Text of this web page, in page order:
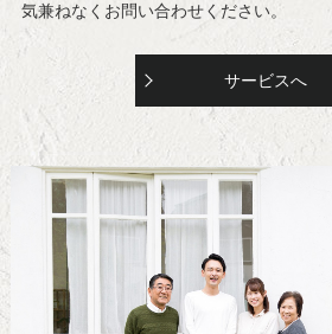
気兼ねなくお問い合わせください。
サービスへ